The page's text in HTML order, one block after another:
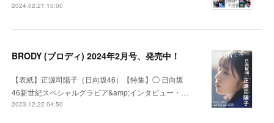
2024.02.21 15:00
BRODY (ブロディ) 2024年2月号、発売中！
【表紙】正源司陽子（日向坂46）【特集】◯ 日向坂
46新世紀スペシャルグラビア&amp;インタビュー・…
2023.12.22 04:50